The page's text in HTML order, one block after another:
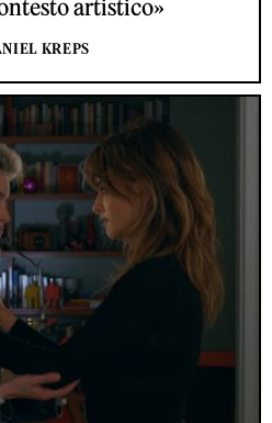
artistico»
KREPS